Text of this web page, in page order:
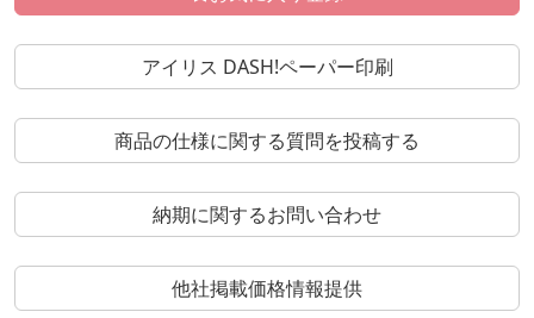
アイリス DASH!ペーパー印刷
商品の仕様に関する質問を投稿する
納期に関するお問い合わせ
他社掲載価格情報提供